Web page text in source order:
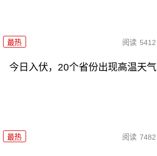
最热 阅读 5412
今日入伏，20个省份出现高温天气
最热 阅读 7482